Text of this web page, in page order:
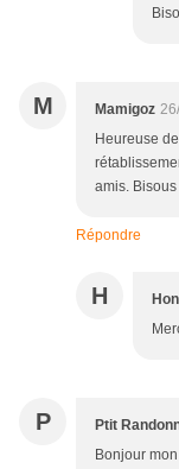
M Mamigoz
Heureuse
amis.
Répondre
H
P Ptit
Bonjour